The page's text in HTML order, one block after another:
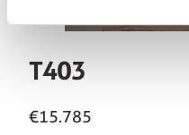
T403
€15.785